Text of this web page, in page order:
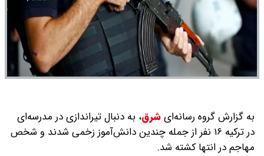
به گزارش گروه رسانه‌ایشرق، به دنبال تیراندازی در مدرسه‌ای
در ترکیه ۱۶ نفر از جمله چندین دانش‌آموز زخمی شدند و شخص
مهاجم در انتها کشته شد.